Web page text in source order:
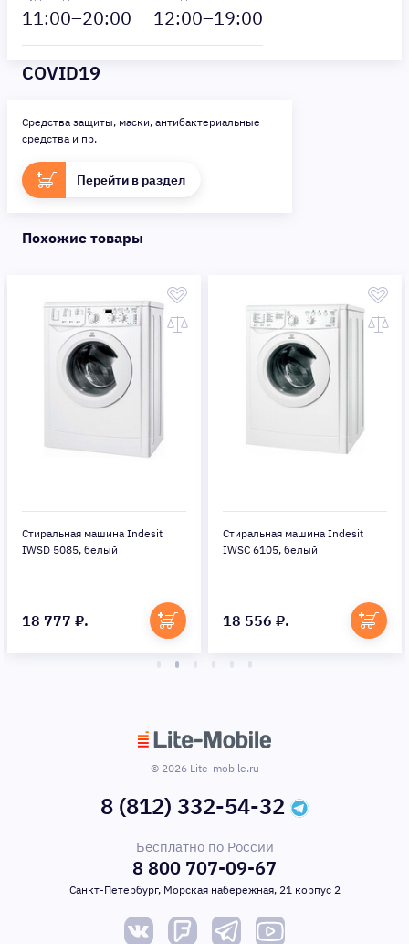
11:00–20:00 12:00–19:00
COVID19
Средства защиты, маски, антибактериальные
средства и пр.
Перейти в раздел
Похожие товары
Стиральная машина Indesit
IWSD 5085, белый
18 777 ₽.
Стиральная машина Indesit
IWSC 6105, белый
18 556 ₽.
© 2026 Lite-mobile.ru
8 (812) 332-54-32
Бесплатно по России
8 800 707-09-67
Санкт-Петербург, Морская набережная, 21 корпус 2